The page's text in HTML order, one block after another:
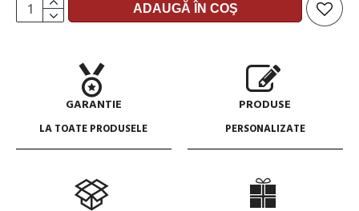
ADAUGĂ ÎN COŞ
GARANTIE
LA TOATE PRODUSELE
PRODUSE
PERSONALIZATE